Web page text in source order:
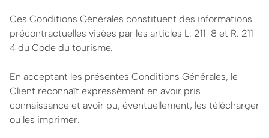
Ces Conditions Générales constituent des informations
précontractuelles visées par les articles L. 211-8 et R. 211-
4 du Code du tourisme.
En acceptant les présentes Conditions Générales, le
Client reconnaît expressément en avoir pris
connaissance et avoir pu, éventuellement, les télécharger
ou les imprimer.